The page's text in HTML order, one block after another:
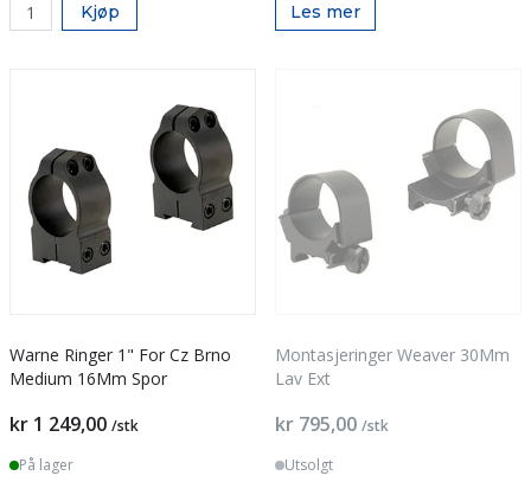
Kjøp Les mer
Warne Ringer 1" For Cz Brno
Medium 16Mm Spor
kr 1 249,00 /stk
På lager
Montasjeringer Weaver 30Mm
Lav Ext
kr 795,00 /stk
Utsolgt